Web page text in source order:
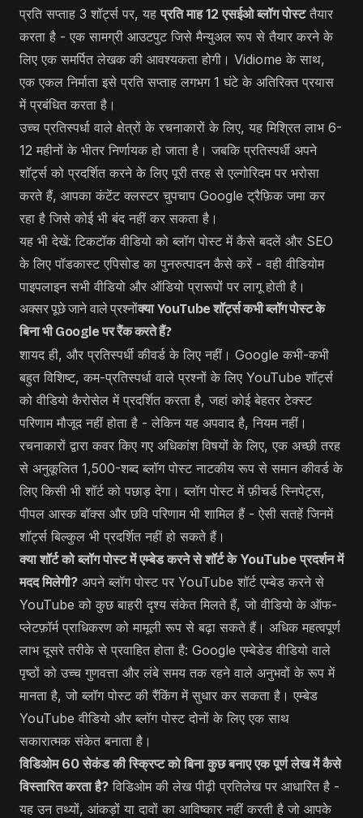
प्रति सप्ताह 3 शॉर्ट्स पर, यहप्रति माह 12 एसईओ ब्लॉग पोस्टतैयार
करता है - एक सामग्री आउटपुट जिसे मैन्युअल रूप से तैयार करने के
लिए एक समर्पित लेखक की आवश्यकता होगी। Vidiome के साथ,
एक एकल निर्माता इसे प्रति सप्ताह लगभग 1 घंटे के अतिरिक्त प्रयास
में प्रबंधित करता है।
उच्च प्रतिस्पर्धा वाले क्षेत्रों के रचनाकारों के लिए, यह मिश्रित लाभ 6-
12 महीनों के भीतर निर्णायक हो जाता है। जबकि प्रतिस्पर्धी अपने
शॉर्ट्स को प्रदर्शित करने के लिए पूरी तरह से एल्गोरिदम पर भरोसा
करते हैं, आपका कंटेंट क्लस्टर चुपचाप Google ट्रैफ़िक जमा कर
रहा है जिसे कोई भी बंद नहीं कर सकता है।
यह भी देखें: टिकटॉक वीडियो को ब्लॉग पोस्ट में कैसे बदलें और SEO
के लिए पॉडकास्ट एपिसोड का पुनरुत्पादन कैसे करें - वही वीडियोम
पाइपलाइन सभी वीडियो और ऑडियो प्रारूपों पर लागू होती है।
अक्सर पूछे जाने वाले प्रश्नोंक्या YouTube शॉर्ट्स कभी ब्लॉग पोस्ट के
बिना भी Google पर रैंक करते हैं?
शायद ही, और प्रतिस्पर्धी कीवर्ड के लिए नहीं। Google कभी-कभी
बहुत विशिष्ट, कम-प्रतिस्पर्धा वाले प्रश्नों के लिए YouTube शॉर्ट्स
को वीडियो कैरोसेल में प्रदर्शित करता है, जहां कोई बेहतर टेक्स्ट
परिणाम मौजूद नहीं होता है - लेकिन यह अपवाद है, नियम नहीं।
रचनाकारों द्वारा कवर किए गए अधिकांश विषयों के लिए, एक अच्छी तरह
से अनुकूलित 1,500-शब्द ब्लॉग पोस्ट नाटकीय रूप से समान कीवर्ड के
लिए किसी भी शॉर्ट को पछाड़ देगा। ब्लॉग पोस्ट में फ़ीचर्ड स्निपेट्स,
पीपल आस्क बॉक्स और छवि परिणाम भी शामिल हैं - ऐसी सतहें जिनमें
शॉर्ट्स बिल्कुल भी प्रदर्शित नहीं हो सकते हैं।
क्या शॉर्ट को ब्लॉग पोस्ट में एम्बेड करने से शॉर्ट के YouTube प्रदर्शन में
मदद मिलेगी? अपने ब्लॉग पोस्ट पर YouTube शॉर्ट एम्बेड करने से
YouTube को कुछ बाहरी दृश्य संकेत मिलते हैं, जो वीडियो के ऑफ-
प्लेटफ़ॉर्म प्राधिकरण को मामूली रूप से बढ़ा सकते हैं। अधिक महत्वपूर्ण
लाभ दूसरे तरीके से प्रवाहित होता है: Google एम्बेडेड वीडियो वाले
पृष्ठों को उच्च गुणवत्ता और लंबे समय तक रहने वाले अनुभवों के रूप में
मानता है, जो ब्लॉग पोस्ट की रैंकिंग में सुधार कर सकता है। एम्बेड
YouTube वीडियो और ब्लॉग पोस्ट दोनों के लिए एक साथ
सकारात्मक संकेत बनाता है।
विडिओम 60 सेकंड की स्क्रिप्ट को बिना कुछ बनाए एक पूर्ण लेख में कैसे
विस्तारित करता है? विडिओम की लेख पीढ़ी प्रतिलेख पर आधारित है -
यह उन तथ्यों, आंकड़ों या दावों का आविष्कार नहीं करती है जो आपके